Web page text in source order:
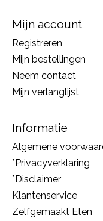
Mijn account
Registreren
Mijn bestellingen
Neem contact
Mijn verlanglijst
Informatie
Algemene
*Privacyverklaring
*Disclaimer
Klantenservice
Zelfgemaakt Eten